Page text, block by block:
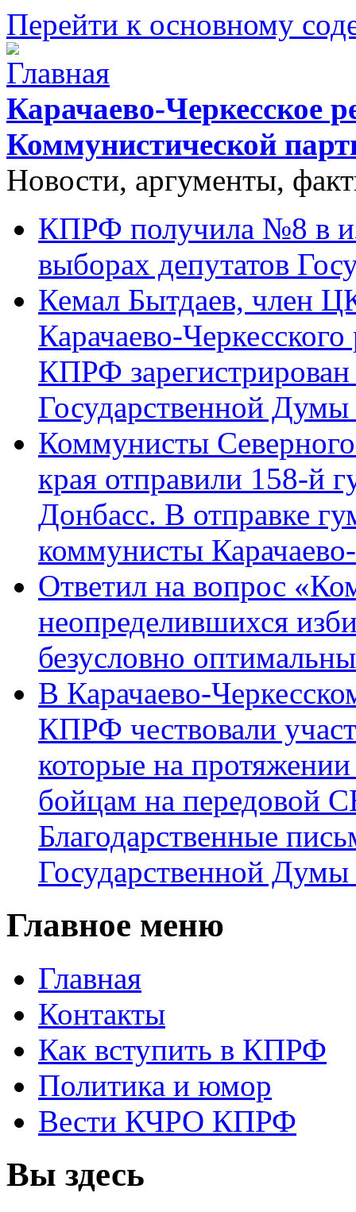
Перейти к основному
Карачаево-Черкесское
Коммунистической
Новости, аргументы,
КПРФ получила №8 в
выборах депутатов
Кемал Бытдаев, член
Карачаево-
КПРФ
Государственной
Коммунисты Северного
края отправили 158-й
Донбасс. В отправке
коммунисты
Ответил на вопрос
неопределившихся
безусловно
В Карачаево-
КПРФ чествовали
которые на
бойцам на передовой
Благодарственные
Государственной
Главное меню
Главная
Контакты
Как вступить в КПРФ
Политика и юмор
Вести КЧРО КПРФ
Вы здесь